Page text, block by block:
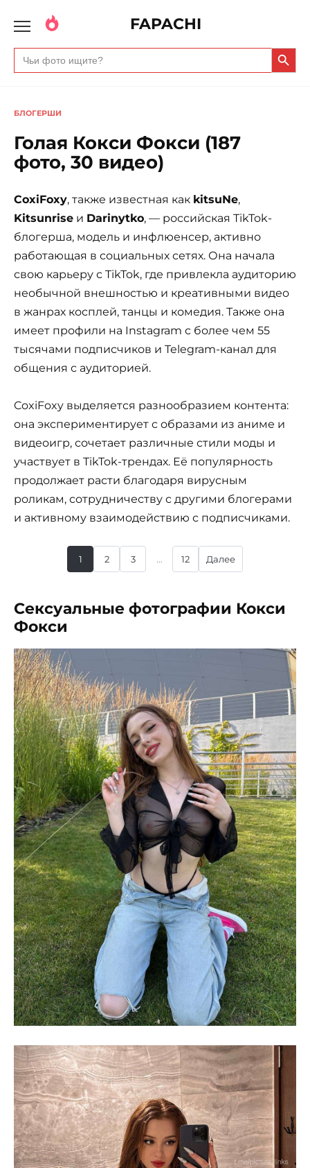
FAPACHI
Search
for:
Search Button
БЛОГЕРШИ
Голая Кокси Фокси (187
фото, 30 видео)
CoxiFoxy, также известная как kitsuNe,
Kitsunrise и Darinytko, — российская TikTok-
блогерша, модель и инфлюенсер, активно
работающая в социальных сетях. Она начала
свою карьеру с TikTok, где привлекла аудиторию
необычной внешностью и креативными видео
в жанрах косплей, танцы и комедия. Также она
имеет профили на Instagram с более чем 55
тысячами подписчиков и Telegram-канал для
общения с аудиторией.
CoxiFoxy выделяется разнообразием контента:
она экспериментирует с образами из аниме и
видеоигр, сочетает различные стили моды и
участвует в TikTok-трендах. Её популярность
продолжает расти благодаря вирусным
роликам, сотрудничеству с другими блогерами
и активному взаимодействию с подписчиками.
1 2 3 ... 12 Далее
Сексуальные фотографии Кокси
Фокси